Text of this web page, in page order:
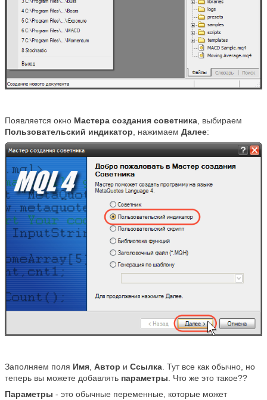
Появляется окно Мастера создания советника , выбираем
Пользовательский индикатор , нажимаем Далее:
Заполняем поля Имя, Автор и Ссылка. Тут все как обычно, но
теперь вы можете добавлять параметры. Что же это такое??
Параметры - это обычные переменные, которые может